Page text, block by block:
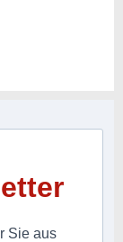
Sie aus